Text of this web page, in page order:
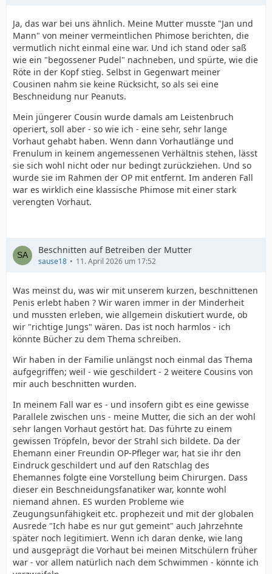
Ja, das war bei uns ähnlich. Meine Mutter musste "Jan und
Mann" von meiner vermeintlichen Phimose berichten, die
vermutlich nicht einmal eine war. Und ich stand oder saß
wie ein "begossener Pudel" nachneben, und spürte, wie die
Röte in der Kopf stieg. Selbst in Gegenwart meiner
Cousinen nahm sie keine Rücksicht, so als sei eine
Beschneidung nur Peanuts.
Mein jüngerer Cousin wurde damals am Leistenbruch
operiert, soll aber - so wie ich - eine sehr, sehr lange
Vorhaut gehabt haben. Wenn dann Vorhautlänge und
Frenulum in keinem angemessenen Verhältnis stehen, lässt
sie sich wohl nicht oder nur bedingt zurückziehen. Und so
wurde sie im Rahmen der OP mit entfernt. Im anderen Fall
war es wirklich eine klassische Phimose mit einer stark
verengten Vorhaut.
Beschnitten auf Betreiben der Mutter
sause18 11. April 2026 um 17:52
Was meinst du, was wir mit unserem kurzen, beschnittenen
Penis erlebt haben ? Wir waren immer in der Minderheit
und mussten erleben, wie allgemein diskutiert wurde, ob
wir "richtige Jungs" wären. Das ist noch harmlos - ich
könnte Bücher zu dem Thema schreiben.
Wir haben in der Familie unlängst noch einmal das Thema
aufgegriffen; weil - wie geschildert - 2 weitere Cousins von
mir auch beschnitten wurden.
In meinem Fall war es - und insofern gibt es eine gewisse
Parallele zwischen uns - meine Mutter, die sich an der wohl
sehr langen Vorhaut gestört hat. Das führte zu einem
gewissen Tröpfeln, bevor der Strahl sich bildete. Da der
Ehemann einer Freundin OP-Pfleger war, hat sie ihr den
Eindruck geschildert und auf den Ratschlag des
Ehemannes folgte eine Vorstellung beim Chirurgen. Dass
dieser ein Beschneidungsfanatiker war, konnte wohl
niemand ahnen. ES wurden Probleme wie
Zeugungsunfähigkeit etc. prophezeit und mit der globalen
Ausrede "Ich habe es nur gut gemeint" auch Jahrzehnte
später noch legitimiert. Wenn ich daran denke, wie lang
und ausgeprägt die Vorhaut bei meinen Mitschülern früher
war - vor allem natürlich nach dem Schwimmen - könnte ich